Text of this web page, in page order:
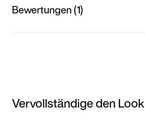
Bewertungen (1)
Vervollständige den Look